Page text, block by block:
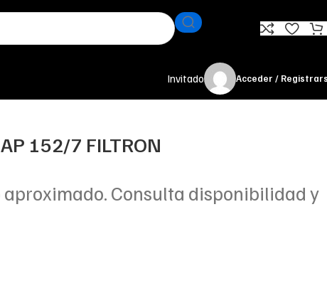
Invitado Acceder /
152/7 FILTRON
aproximado. Consulta disponibilidad y